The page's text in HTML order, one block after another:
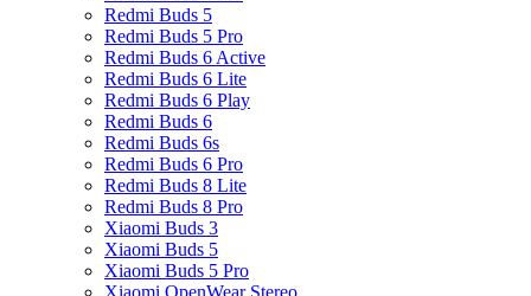
Redmi Buds 5
Redmi Buds 5 Pro
Redmi Buds 6 Active
Redmi Buds 6 Lite
Redmi Buds 6 Play
Redmi Buds 6
Redmi Buds 6s
Redmi Buds 6 Pro
Redmi Buds 8 Lite
Redmi Buds 8 Pro
Xiaomi Buds 3
Xiaomi Buds 5
Xiaomi Buds 5 Pro
Xiaomi OpenWear Stereo